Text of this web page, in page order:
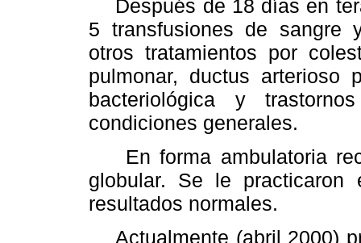
Después de 18 días en
5 transfusiones de sangre
otros tratamientos por
pulmonar, ductus arterioso
bacteriológica y
condiciones generales.
En forma ambulatoria
globular. Se le practicaron
resultados normales.
Actualmente (abril 2000)